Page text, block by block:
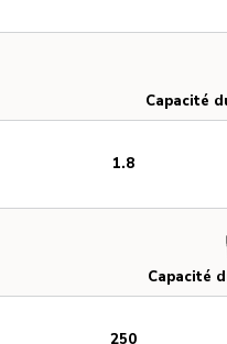
Capacité
Capacité
1.8
250